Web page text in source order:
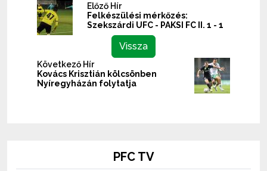
Előző Hír
Felkészülési mérkőzés:
Szekszárdi UFC - PAKSI FC II. 1 - 1
Vissza
Következő Hír
Kovács Krisztián kölcsönben
Nyíregyházán folytatja
PFC TV